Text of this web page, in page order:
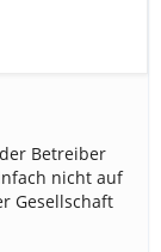
Betreiber
nicht auf
Gesellschaft